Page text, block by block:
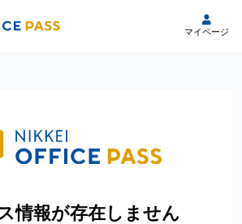
マイページ
情報が存在しません